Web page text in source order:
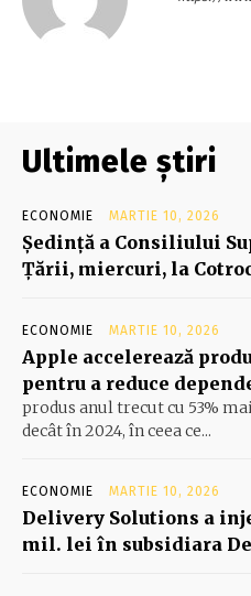
Ultimele știri
ECONOMIE MARTIE 10, 2026
Şedinţă a Consiliului
Ţării, miercuri, la
ECONOMIE MARTIE 10, 2026
Apple accelerează
pentru a reduce
produs anul trecut cu 53%
decât în 2024, în ceea ce...
ECONOMIE MARTIE 10, 2026
Delivery Solutions a
mil. lei în subsidiara